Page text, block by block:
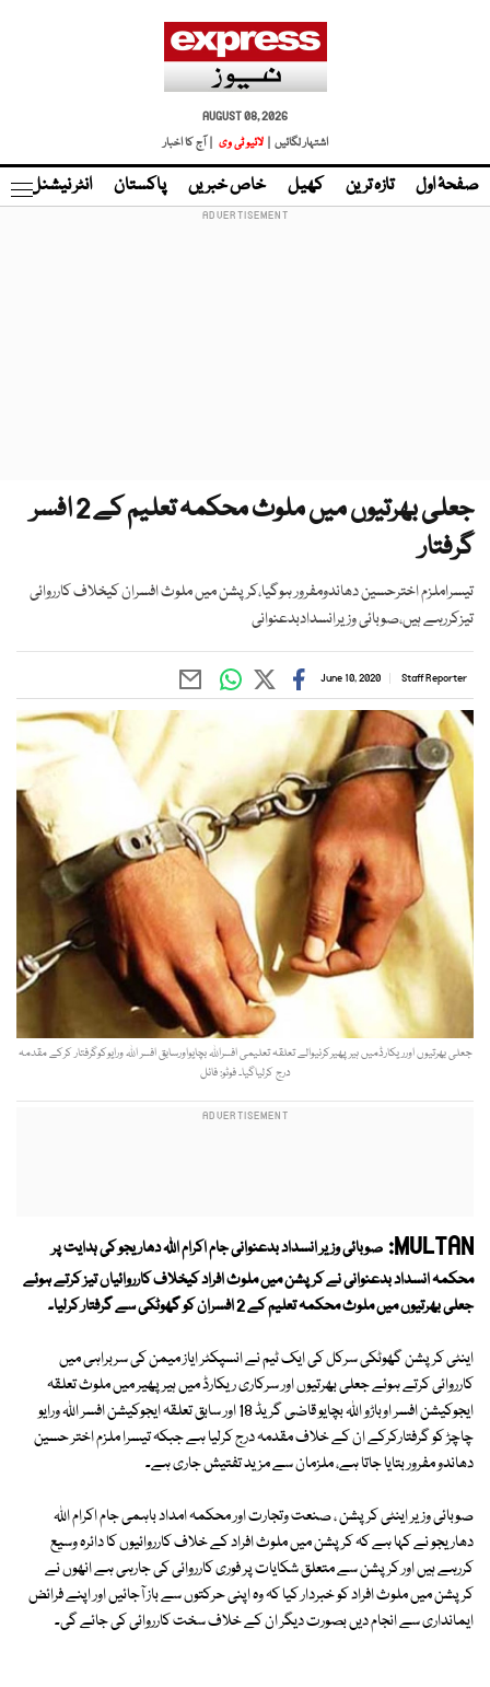
AUGUST 08, 2026
اشتہار لگائیں |
لائیو ٹی وی | آج کا اخبار
صفحۂ اول تازہ ترین کھیل خاص خبریں پاکستان انٹر نیشنل
جعلی بھرتیوں میں ملوث محکمہ تعلیم کے 2 افسر
گرفتار
تیسراملزم اخترحسین دھاندومفرور ہوگیا،کرپشن میں ملوث افسران کیخلاف کارروائی
تیزکررہے ہیں،صوبائی وزیرانسدادبدعنوانی
Staff Reporter
June 10, 2020
جعلی بھرتیوں اورریکارڈمیں ہیرپھیرکرنیوالے تعلقہ تعلیمی افسراللہ بچایواورسابق افسر اللہ ورایوکوگرفتار کرکے مقدمہ
درج کرلیاگیا۔ فوٹو: فائل
MULTAN: صوبائی وزیر انسداد بدعنوانی جام اکرام اللہ دھاریجو کی ہدایت پر
محکمہ انسداد بدعنوانی نے کرپشن میں ملوث افراد کیخلاف کارروائیاں تیز کرتے ہوئے
جعلی بھرتیوں میں ملوث محکمہ تعلیم کے 2 افسران کو گھوٹکی سے گرفتار کرلیا۔
اینٹی کرپشن گھوٹکی سرکل کی ایک ٹیم نے انسپکٹر ایاز میمن کی سربراہی میں
کارروائی کرتے ہوئے جعلی بھرتیوں اور سرکاری ریکارڈ میں ہیر پھیر میں ملوث تعلقہ
ایجوکیشن افسر اوباڑو اللہ بچایو قاضی گریڈ 18 اور سابق تعلقہ ایجوکیشن افسر اللہ ورایو
چاچڑ کو گرفتارکرکے ان کے خلاف مقدمہ درج کرلیا ہے جبکہ تیسرا ملزم اختر حسین
دھاندو مفرور بتایا جاتا ہے، ملزمان سے مزید تفتیش جاری ہے۔
صوبائی وزیر اینٹی کرپشن ، صنعت وتجارت اور محکمہ امداد باہمی جام اکرام اللہ
دھاریجو نے کہا ہے کہ کرپشن میں ملوث افراد کے خلاف کارروائیوں کا دائرہ وسیع
کررہے ہیں اور کرپشن سے متعلق شکایات پر فوری کارروائی کی جارہی ہے انھوں نے
کرپشن میں ملوث افراد کو خبردار کیا کہ وہ اپنی حرکتوں سے باز آجائیں اور اپنے فرائض
ایمانداری سے انجام دیں بصورت دیگر ان کے خلاف سخت کارروائی کی جائے گی۔